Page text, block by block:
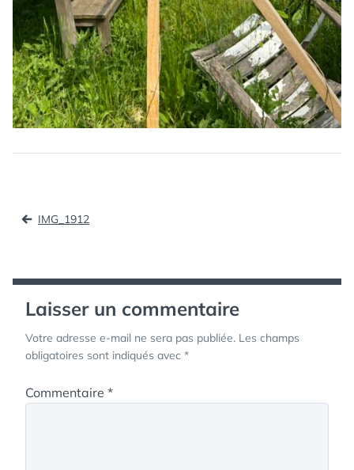
Navigation
IMG_1912
Laisser un commentaire
Votre adresse e-mail ne sera pas publiée. Les champs
obligatoires sont indiqués avec *
Commentaire *